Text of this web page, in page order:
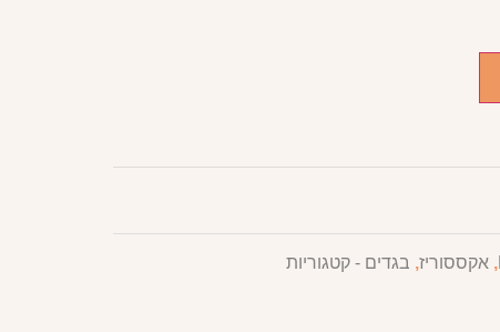
, אקססוריז, בגדים - קטגוריות